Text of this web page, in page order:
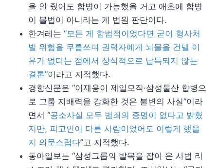
을 안 줬어도 합병이 가능했을 거고 애초에 합병
이 불법이 아니라는 게 법원 판단이다.
한겨레는 “모든 게 합법적이었다면 굳이 형사처
벌 위험을 무릅쓰며 권력자에게 뇌물을 건넬 이
유가 없다는 점에서 상식적으로 납득되지 않는
결론”이라고 지적했다.
경향신문은 “이재용이 제일모직·삼성물산 합병으
로 그룹 지배력을 강화한 것은 불변의 사실”이라
면서 “공소사실 모두 범죄의 증명이 없다고 밝혔
지만, 피고인이 다른 사람이었어도 이렇게 했을
지 의문스럽다”고 지적했다.
동아일보는 “삼성그룹의 발목을 잡아 온 사법 리